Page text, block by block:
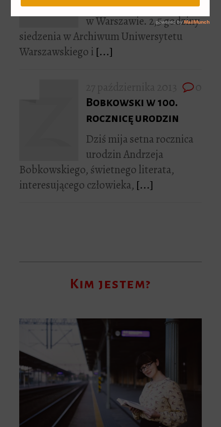
Ostatni piątek spędziłam
w Warszawie. 2,5 godziny
siedzenia w Archiwum Uniwersytetu
Warszawskiego i [...]
Bobkowski w 100.
rocznicę urodzin
Dziś mija setna rocznica
urodzin Andrzeja
Bobkowskiego, świetnego literata,
interesującego człowieka, [...]
Kim jestem?